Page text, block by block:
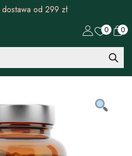
od 299 zł
0 0